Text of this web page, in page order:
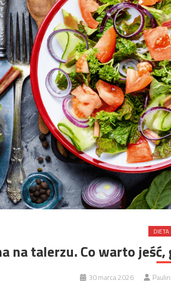
DIETA
na talerzu. Co warto
30 marca 2026